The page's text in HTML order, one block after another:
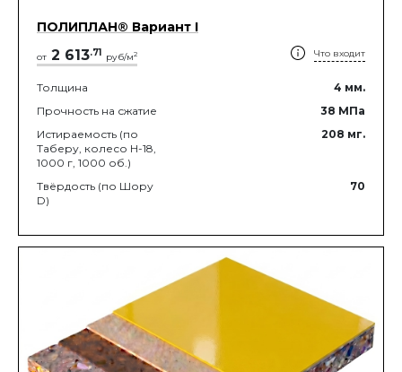
ПОЛИПЛАН® Вариант I
от 2 613.71 руб/м2 Что входит
Толщина 4 мм.
Прочность на сжатие
38 МПа
Истираемость (по
Таберу, колесо Н-18,
1000 г, 1000 об.)
208 мг.
Твёрдость (по Шору
D)
70